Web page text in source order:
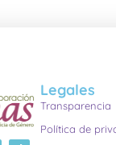
Legales
Transparencia
Política de